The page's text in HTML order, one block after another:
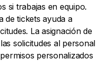
si trabajas en equipo.
de tickets ayuda a
La asignación de
solicitudes al personal
personalizados